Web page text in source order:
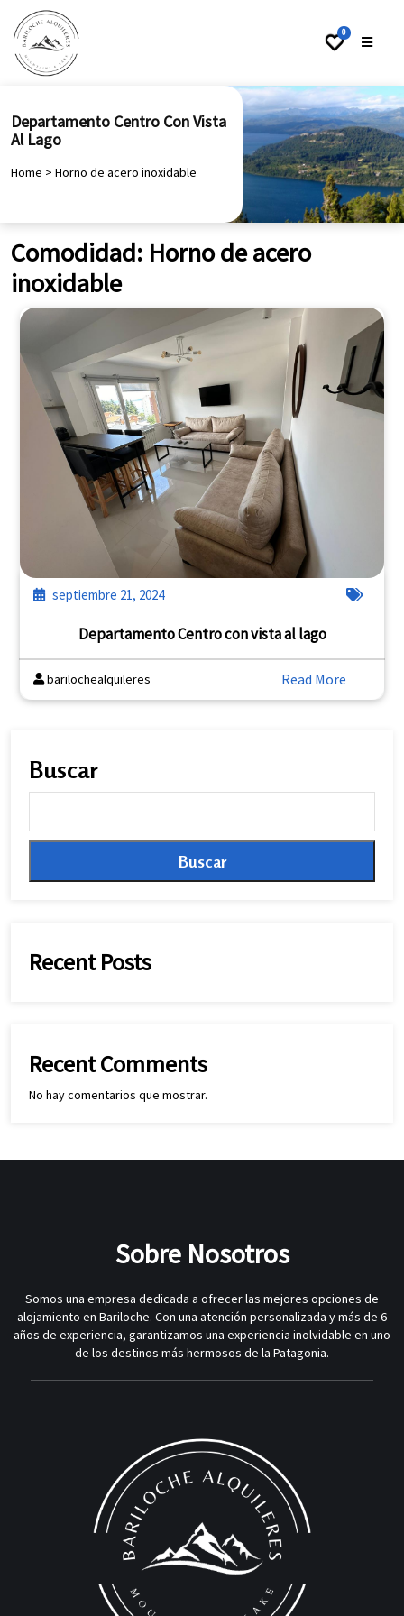
0
Departamento Centro Con Vista
Al Lago
Home > Horno de acero inoxidable
Comodidad: Horno de acero
inoxidable
septiembre 21, 2024
Departamento Centro con vista al lago
barilochealquileres Read More
Buscar
Buscar
Recent Posts
Recent Comments
No hay comentarios que mostrar.
Sobre Nosotros
Somos una empresa dedicada a ofrecer las mejores opciones de
alojamiento en Bariloche. Con una atención personalizada y más de 6
años de experiencia, garantizamos una experiencia inolvidable en uno
de los destinos más hermosos de la Patagonia.